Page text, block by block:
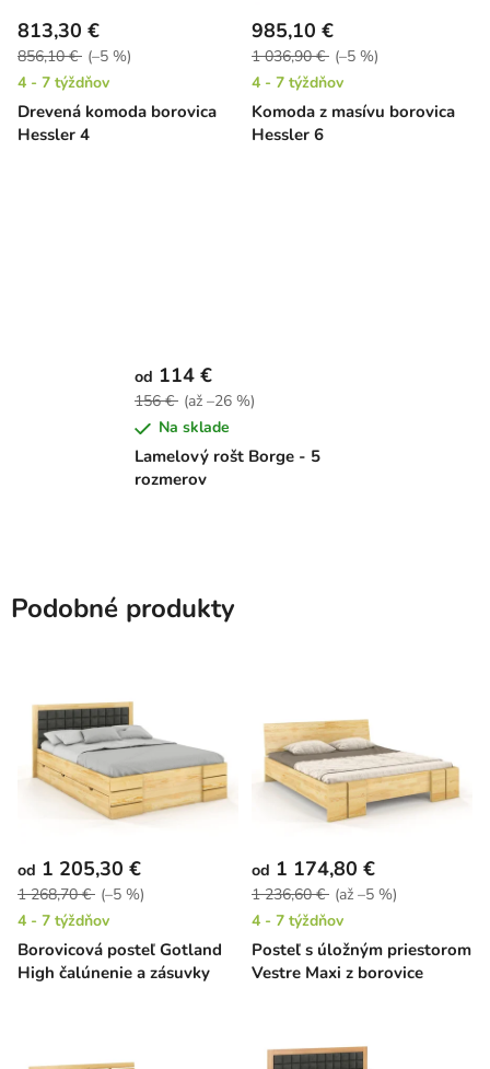
Drevená komoda borovica
Hessler 4
813,30 €
856,10 € (–5 %)
4 - 7 týždňov
Komoda z masívu borovica
Hessler 6
985,10 €
1 036,90 € (–5 %)
4 - 7 týždňov
Lamelový rošt Borge - 5
rozmerov
od 114 €
156 € (až –26 %)
Na sklade
Podobné produkty
Borovicová posteľ Gotland
High čalúnenie a zásuvky
od 1 205,30 €
1 268,70 € (–5 %)
4 - 7 týždňov
Posteľ s úložným priestorom
Vestre Maxi z borovice
od 1 174,80 €
1 236,60 € (až –5 %)
4 - 7 týždňov